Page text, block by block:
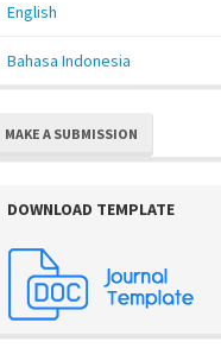
English
Bahasa Indonesia
MAKE A SUBMISSION
DOWNLOAD TEMPLATE